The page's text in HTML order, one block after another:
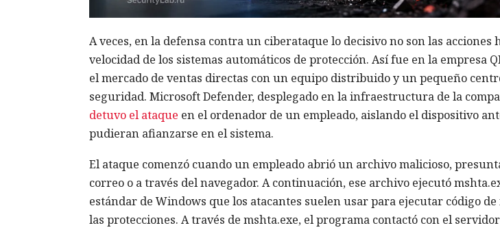
A veces, en la defensa contra un ciberataque lo decisivo no son las acciones
velocidad de los sistemas automáticos de protección. Así fue en la empresa
el mercado de ventas directas con un equipo distribuido y un pequeño
seguridad. Microsoft Defender, desplegado en la infraestructura de la
detuvo el ataque en el ordenador de un empleado, aislando el dispositivo
pudieran afianzarse en el sistema.
El ataque comenzó cuando un empleado abrió un archivo malicioso,
correo o a través del navegador. A continuación, ese archivo ejecutó
estándar de Windows que los atacantes suelen usar para ejecutar código
las protecciones. A través de mshta.exe, el programa contactó con el